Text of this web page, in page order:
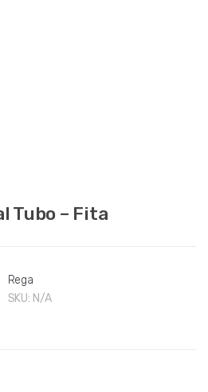
Tubo – Fita
Rega
SKU: N/A